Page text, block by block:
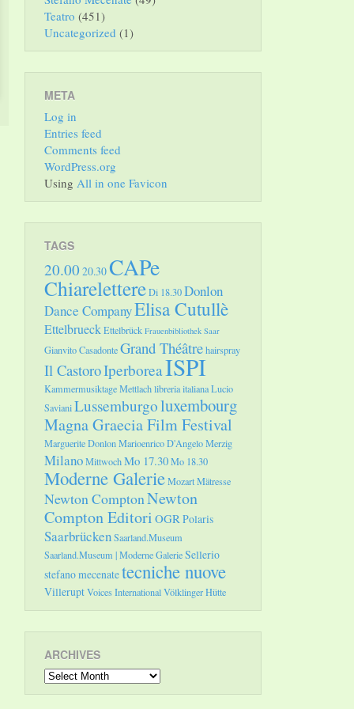
Teatro (451)
Uncategorized (1)
META
Log in
Entries feed
Comments feed
WordPress.org
Using All in one Favicon
TAGS
20.00 20.30CAPe
ChiarelettereDi 18.30Donlon
Dance CompanyElisa Cutullè
EttelbrueckEttelbrück Frauenbibliothek Saar
Gianvito CasadonteGrand Théâtrehairspray
Il CastoroIperboreaISPI
Kammermusiktage Mettlachlibreria italianaLucio
SavianiLussemburgoluxembourg
Magna Graecia Film Festival
Marguerite DonlonMarioenrico D'AngeloMerzig
MilanoMittwochMo 17.30Mo 18.30
Moderne GalerieMozartMätresse
Newton ComptonNewton
Compton Editori OGRPolaris
SaarbrückenSaarland.Museum
Saarland.Museum | Moderne GalerieSellerio
stefano mecenatetecniche nuove
VilleruptVoices InternationalVölklinger Hütte
ARCHIVES
Archives